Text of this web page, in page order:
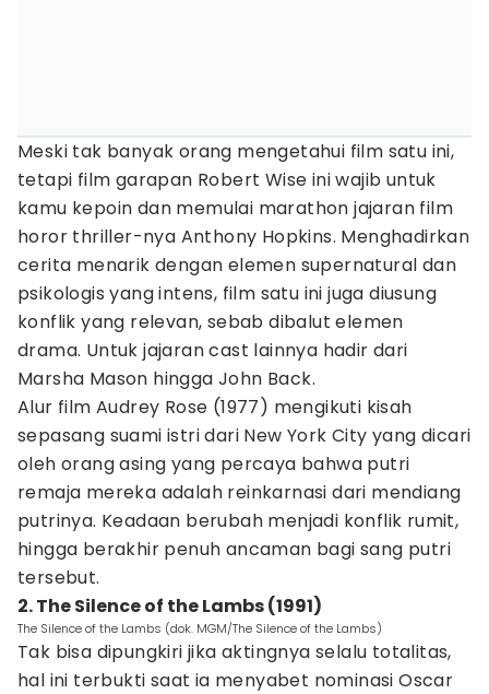
Meski tak banyak orang mengetahui film satu ini,
tetapi film garapan Robert Wise ini wajib untuk
kamu kepoin dan memulai marathon jajaran film
horor thriller-nya Anthony Hopkins. Menghadirkan
cerita menarik dengan elemen supernatural dan
psikologis yang intens, film satu ini juga diusung
konflik yang relevan, sebab dibalut elemen
drama. Untuk jajaran cast lainnya hadir dari
Marsha Mason hingga John Back.
Alur film Audrey Rose (1977) mengikuti kisah
sepasang suami istri dari New York City yang dicari
oleh orang asing yang percaya bahwa putri
remaja mereka adalah reinkarnasi dari mendiang
putrinya. Keadaan berubah menjadi konflik rumit,
hingga berakhir penuh ancaman bagi sang putri
tersebut.
2. The Silence of the Lambs (1991)
The Silence of the Lambs (dok. MGM/The Silence of the Lambs)
Tak bisa dipungkiri jika aktingnya selalu totalitas,
hal ini terbukti saat ia menyabet nominasi Oscar